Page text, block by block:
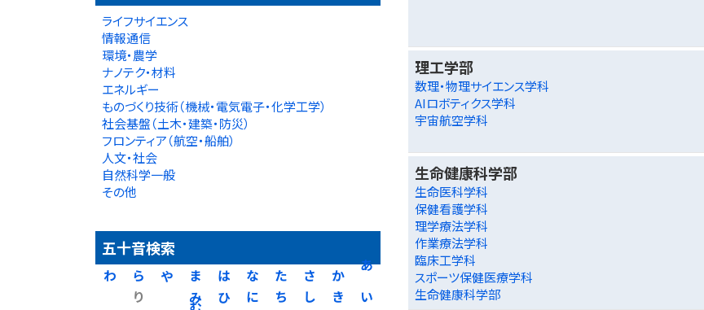
ライフサイエンス
情報通信
環境・農学
ナノテク・材料
エネルギー
ものづくり技術（機械・電気電子・化学工学）
社会基盤（土木・建築・防災）
フロンティア（航空・船舶）
人文・社会
自然科学一般
その他
五十音検索
あ
い
か
き
さ
し
た
ち
な
に
は
ひ
ま
み
や
ら
り
わ
理工学部
数理・物理サイエンス学科
AIロボティクス学科
宇宙航空学科
生命健康科学部
生命医科学科
保健看護学科
理学療法学科
作業療法学科
臨床工学科
スポーツ保健医療学科
生命健康科学部